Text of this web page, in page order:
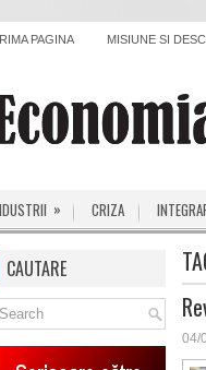
PAGINA MISIUNE SI
» CRIZA
04/
CAUTARE